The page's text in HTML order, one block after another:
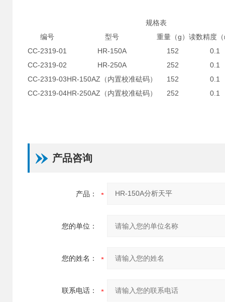
规格表
编号
型号 重量（g） 读数精度
CC-2319-01
HR-150A 152
0.1
CC-2319-02
HR-250A 252
0.1
CC-2319-03HR-150AZ（内置校准砝码） 152
0.1
CC-2319-04HR-250AZ（内置校准砝码） 252 0.1
产品咨询
产品：
您的单位：
您的姓名：
联系电话：